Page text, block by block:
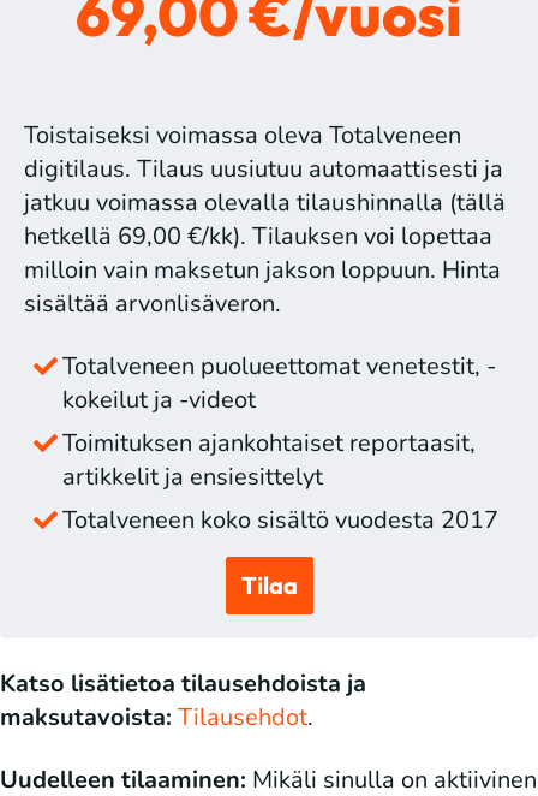
Toistaiseksi voimassa oleva Totalveneen
digitilaus. Tilaus uusiutuu automaattisesti ja
jatkuu voimassa olevalla tilaushinnalla (tällä
hetkellä 69,00 €/kk). Tilauksen voi lopettaa
milloin vain maksetun jakson loppuun. Hinta
sisältää arvonlisäveron.
Totalveneen puolueettomat venetestit, -
kokeilut ja -videot
Toimituksen ajankohtaiset reportaasit,
artikkelit ja ensiesittelyt
Totalveneen koko sisältö vuodesta 2017
Tilaa
Katso lisätietoa tilausehdoista ja
maksutavoista: Tilausehdot.
Uudelleen tilaaminen: Mikäli sinulla on aktiivinen